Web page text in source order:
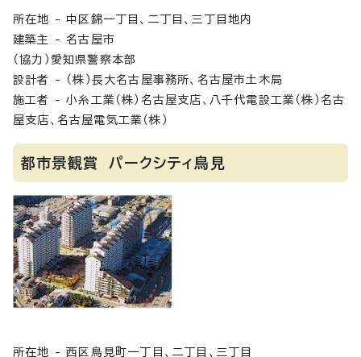
所在地 - 中区錦一丁目、二丁目、三丁目地内
建築主 - 名古屋市
（協力）愛知県警察本部
設計者 - （株）長大名古屋事務所、名古屋市土木局
施工者 - 小糸工業（株）名古屋支店、八千代電設工業（株）名古
屋支店、名古屋電気工業（株）
都市景観賞 パークシティ鳥見
所在地 - 西区鳥見町一丁目、二丁目、三丁目